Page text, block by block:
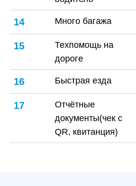
14 Много багажа
15
Техпомощь на
дороге
16 Быстрая езда
17
Отчётные
документы(чек с
QR, квитанция)